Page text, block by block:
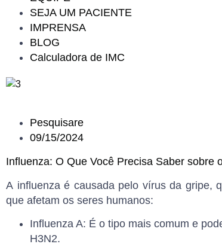
SEJA UM PACIENTE
IMPRENSA
BLOG
Calculadora de IMC
Pesquisare
09/15/2024
Influenza: O Que Você Precisa Saber sobre
A influenzaé causada pelo vírus da gripe,
que afetam os seres humanos:
Influenza A: É o tipo mais comum e
H3N2.